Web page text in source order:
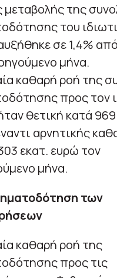
μεταβολής της
του
σε 1,4%
μήνα.
καθαρή ροή της
προς τον
θετική κατά
αρνητικής
εκατ. ευρώ τον
μήνα.
των
καθαρή ροή της
προς τις